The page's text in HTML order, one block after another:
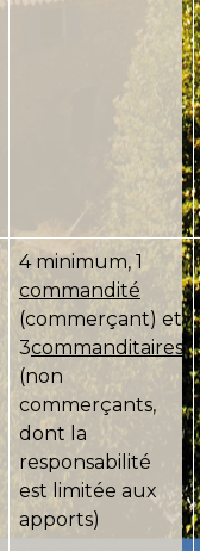
4 minimum, 1
commandité
(commerçant) et
3commanditaires
(non
commerçants,
dont la
responsabilité
est limitée aux
apports)